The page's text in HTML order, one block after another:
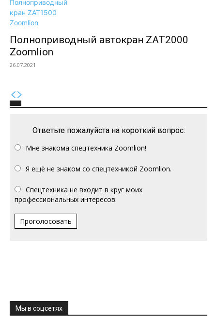
Полноприводный автокран ZAT2000
Zoomlion
26.07.2021
Ответьте пожалуйста на короткий вопрос:
Мне знакома спецтехника Zoomlion!
Я ещё не знаком со спецтехникой Zoomlion.
Спецтехника не входит в круг моих
профессиональных интересов.
Проголосовать
Мы в соцсетях